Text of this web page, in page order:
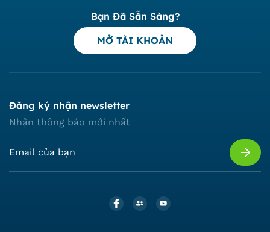
Bạn Đã Sẵn Sàng?
MỞ TÀI KHOẢN
Đăng ký nhận newsletter
Nhận thông báo mới nhất